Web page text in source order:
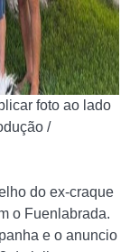
foto ao lado
/
do ex-craque
o Fuenlabrada.
e o anuncio